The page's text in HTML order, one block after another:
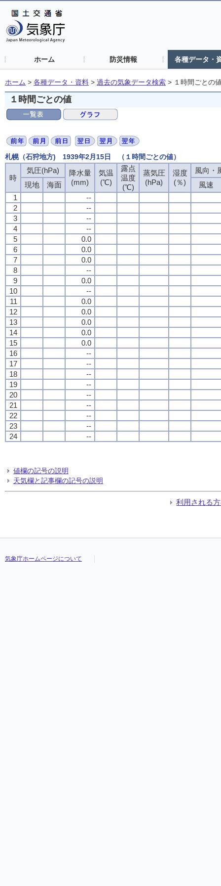
ホーム 防災情報 各種データ・
ホーム > 各種データ・資料 > 過去の気象データ検索 > １時間ごとの
１時間ごとの値
札幌（石狩地方) 1939年2月15日 （１時間ごとの値）
時
気圧(hPa)
降水量
(mm)
気温
(℃)
露点
温度
(℃)
蒸気圧
(hPa)
湿度
(％)
風向・
現地
海面
風速
1
--
2
--
3
--
4
--
5
0.0
6
0.0
7
0.0
8
--
9
0.0
10
--
11
0.0
12
0.0
13
0.0
14
0.0
15
0.0
16
--
17
--
18
--
19
--
20
--
21
--
22
--
23
--
24
--
値欄の記号の説明
天気欄と記事欄の記号の説明
利用される
気象庁ホームページについて